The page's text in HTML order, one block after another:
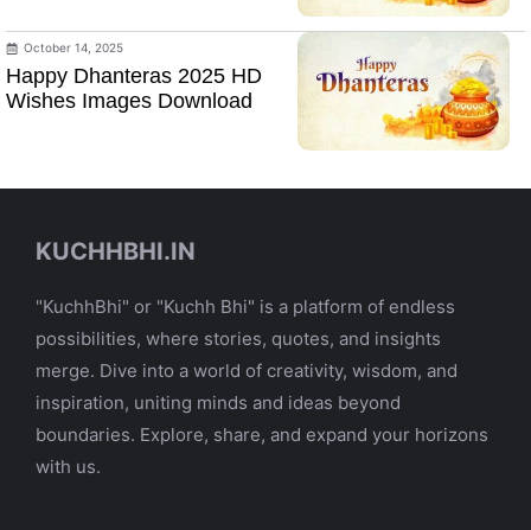
October 14, 2025
Happy Dhanteras 2025 HD
Wishes Images Download
KUCHHBHI.IN
"KuchhBhi" or "Kuchh Bhi" is a platform of endless
possibilities, where stories, quotes, and insights
merge. Dive into a world of creativity, wisdom, and
inspiration, uniting minds and ideas beyond
boundaries. Explore, share, and expand your horizons
with us.